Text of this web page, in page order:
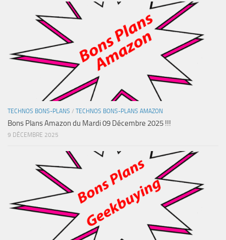
TECHNOS BONS-PLANS / TECHNOS BONS-PLANS AMAZON
Bons Plans Amazon du Mardi 09 Décembre 2025 !!!
9 DÉCEMBRE 2025